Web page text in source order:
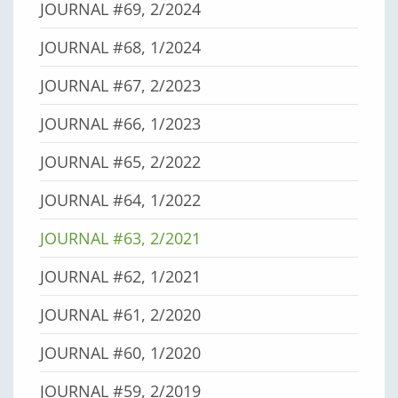
JOURNAL #69, 2/2024
JOURNAL #68, 1/2024
JOURNAL #67, 2/2023
JOURNAL #66, 1/2023
JOURNAL #65, 2/2022
JOURNAL #64, 1/2022
JOURNAL #63, 2/2021
JOURNAL #62, 1/2021
JOURNAL #61, 2/2020
JOURNAL #60, 1/2020
JOURNAL #59, 2/2019